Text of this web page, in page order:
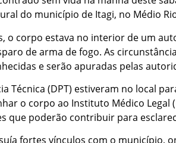
do município de Itagi, no Médio
o corpo estava no interior de um
de arma de fogo. As
e serão apuradas pelas
Técnica (DPT) estiveram no local
o corpo ao Instituto Médico Legal
que poderão contribuir para
fortes vínculos com o município,